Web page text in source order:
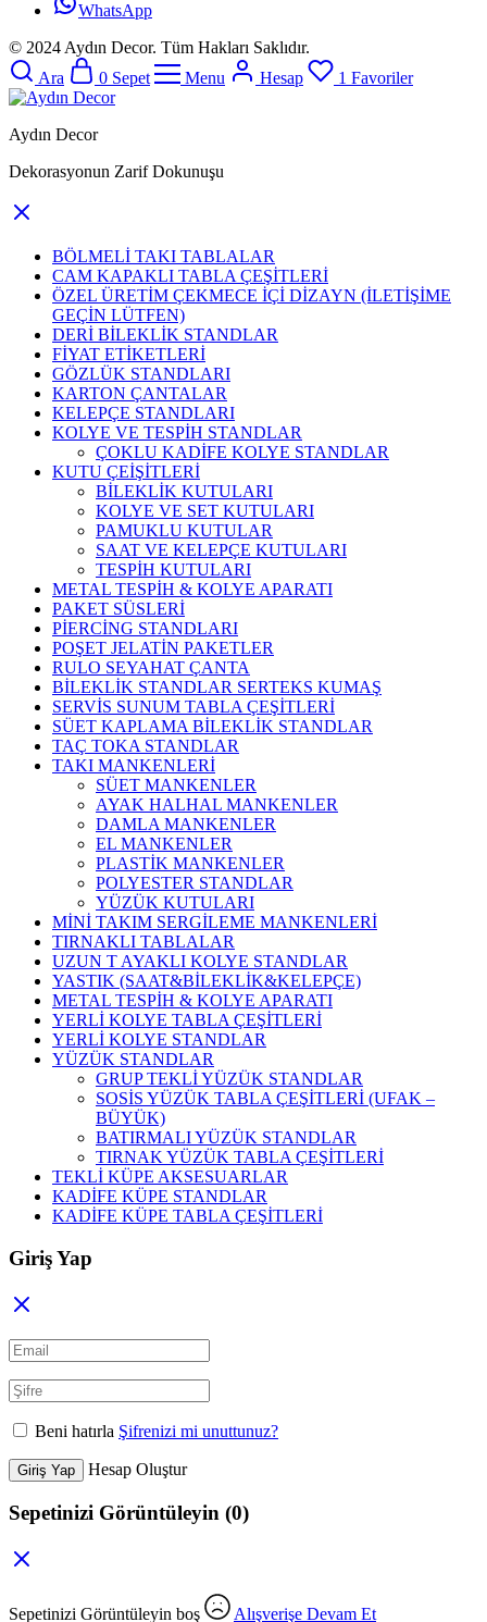
WhatsApp
© 2024 Aydın Decor. Tüm Hakları Saklıdır.
Ara
0 Sepet Menu Hesap 1 Favoriler
Aydın Decor
Dekorasyonun Zarif Dokunuşu
BÖLMELİ TAKI TABLALAR
CAM KAPAKLI TABLA ÇEŞİTLERİ
ÖZEL ÜRETİM ÇEKMECE İÇİ DİZAYN (İLETİŞİME
GEÇİN LÜTFEN)
DERİ BİLEKLİK STANDLAR
FİYAT ETİKETLERİ
GÖZLÜK STANDLARI
KARTON ÇANTALAR
KELEPÇE STANDLARI
KOLYE VE TESPİH STANDLAR
ÇOKLU KADİFE KOLYE STANDLAR
KUTU ÇEİŞİTLERİ
BİLEKLİK KUTULARI
KOLYE VE SET KUTULARI
PAMUKLU KUTULAR
SAAT VE KELEPÇE KUTULARI
TESPİH KUTULARI
METAL TESPİH & KOLYE APARATI
PAKET SÜSLERİ
PİERCİNG STANDLARI
POŞET JELATİN PAKETLER
RULO SEYAHAT ÇANTA
BİLEKLİK STANDLAR SERTEKS KUMAŞ
SERVİS SUNUM TABLA ÇEŞİTLERİ
SÜET KAPLAMA BİLEKLİK STANDLAR
TAÇ TOKA STANDLAR
TAKI MANKENLERİ
SÜET MANKENLER
AYAK HALHAL MANKENLER
DAMLA MANKENLER
EL MANKENLER
PLASTİK MANKENLER
POLYESTER STANDLAR
YÜZÜK KUTULARI
MİNİ TAKIM SERGİLEME MANKENLERİ
TIRNAKLI TABLALAR
UZUN T AYAKLI KOLYE STANDLAR
YASTIK (SAAT&BİLEKLİK&KELEPÇE)
METAL TESPİH & KOLYE APARATI
YERLİ KOLYE TABLA ÇEŞİTLERİ
YERLİ KOLYE STANDLAR
YÜZÜK STANDLAR
GRUP TEKLİ YÜZÜK STANDLAR
SOSİS YÜZÜK TABLA ÇEŞİTLERİ (UFAK –
BÜYÜK)
BATIRMALI YÜZÜK STANDLAR
TIRNAK YÜZÜK TABLA ÇEŞİTLERİ
TEKLİ KÜPE AKSESUARLAR
KADİFE KÜPE STANDLAR
KADİFE KÜPE TABLA ÇEŞİTLERİ
Giriş Yap
Beni hatırla Şifrenizi mi unuttunuz?
Giriş Yap Hesap Oluştur
Sepetinizi Görüntüleyin (0)
Sepetinizi Görüntüleyin boş Alışverişe Devam Et